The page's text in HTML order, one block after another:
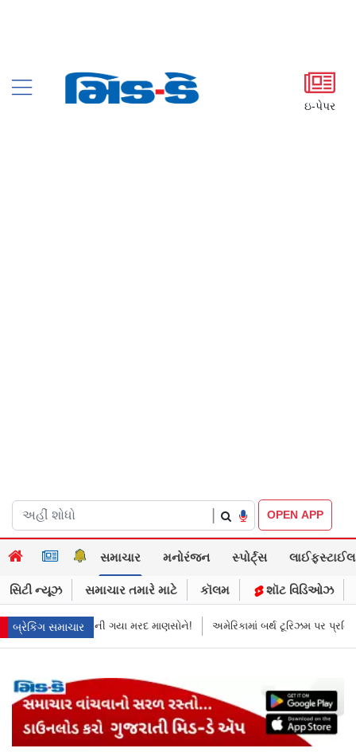
ઇ-પેપર
OPEN APP
સમાચાર મનોરંજન સ્પોર્ટ્સ લાઈફસ્ટાઈલ
સિટી ન્યૂઝ સમાચાર તમારે માટે કૉલમ શૉટ વિડિઓઝ
બ્રેકિંગ સમાચાર
ગયા મરદ માણસોને! અમેરિકામાં બર્થ ટૂરિઝમ પર પ્રતિબંધ મૂક્યો ડોનલ્ડ ટ્રમ્પે